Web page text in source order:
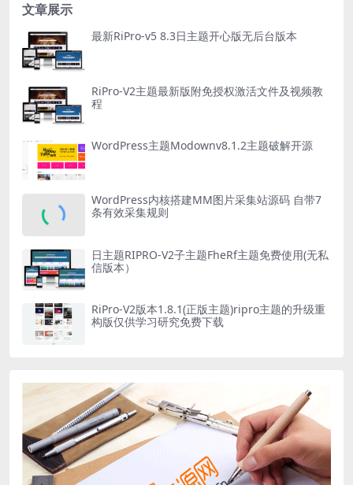
文章展示
最新RiPro-v5 8.3日主题开心版无后台版本
RiPro-V2主题最新版附免授权激活文件及视频教
程
WordPress主题Modownv8.1.2主题破解开源
WordPress内核搭建MM图片采集站源码 自带7
条有效采集规则
日主题RIPRO-V2子主题FheRf主题免费使用(无私
信版本）
RiPro-V2版本1.8.1(正版主题)ripro主题的升级重
构版仅供学习研究免费下载